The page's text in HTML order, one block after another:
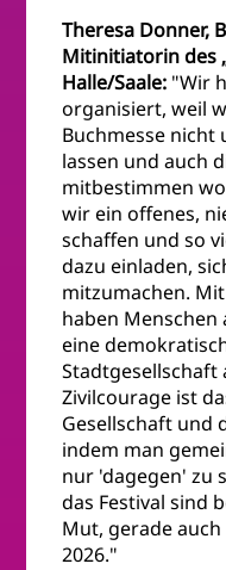
Theresa Donner,
Mitinitiatorin des
Halle/Saale: "Wir
organisiert, weil
Buchmesse
lassen und auch
mitbestimmen
wir ein offenes,
schaffen und so
dazu einladen,
mitzumachen.
haben Menschen
eine
Stadtgesellschaft
Zivilcourage ist
Gesellschaft und
indem man
nur 'dagegen' zu
das Festival sind
Mut, gerade
2026."